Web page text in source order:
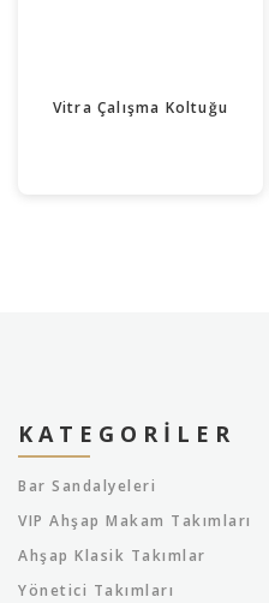
Vitra Çalışma Koltuğu
KATEGORILER
Bar Sandalyeleri
VIP Ahşap Makam Takımları
Ahşap Klasik Takımlar
Yönetici Takımları